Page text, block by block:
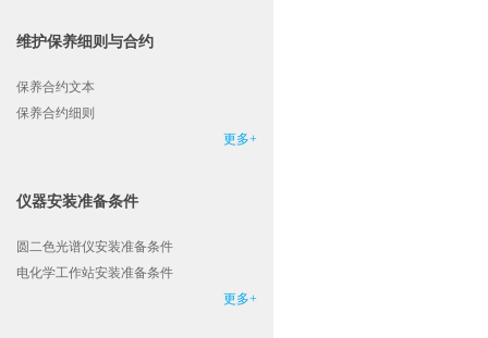
维护保养细则与合约
保养合约文本
保养合约细则
更多+
仪器安装准备条件
圆二色光谱仪安装准备条件
电化学工作站安装准备条件
更多+